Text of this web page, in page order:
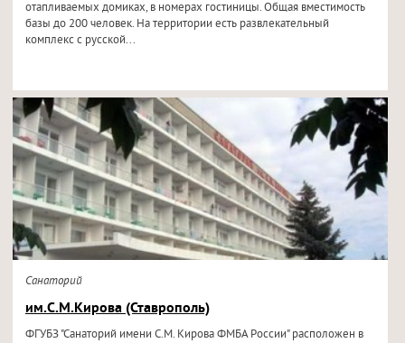
отапливаемых домиках, в номерах гостиницы. Общая вместимость
базы до 200 человек. На территории есть развлекательный
комплекс с русской...
Санаторий
им.С.М.Кирова (Ставрополь)
ФГУБЗ "Санаторий имени С.М. Кирова ФМБА России" расположен в